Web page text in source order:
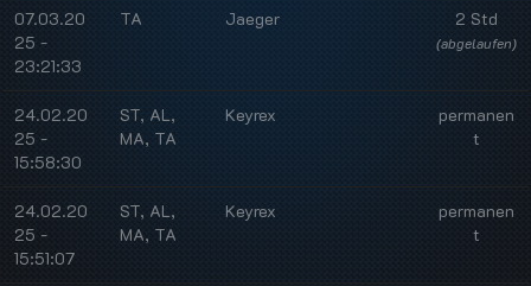
07.03.20
25 -
23:21:33
TA Jaeger 2 Std
(abgelaufen)
24.02.20
25 -
15:58:30
ST, AL,
MA, TA
Keyrex
permanen
t
24.02.20
25 -
15:51:07
ST, AL,
MA, TA
Keyrex
permanen
t